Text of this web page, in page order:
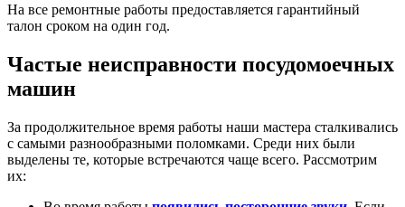
На все ремонтные работы предоставляется гарантийный
талон сроком на один год.
Частые неисправности посудомоечных
машин
За продолжительное время работы наши мастера сталкивались
с самыми разнообразными поломками. Среди них были
выделены те, которые встречаются чаще всего. Рассмотрим
их: